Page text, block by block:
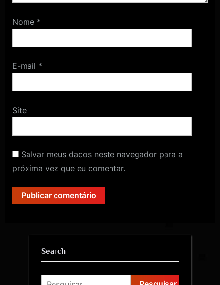
Nome *
E-mail *
Site
Salvar meus dados neste navegador para a
próxima vez que eu comentar.
Search